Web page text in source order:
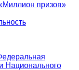
призов»
Национального